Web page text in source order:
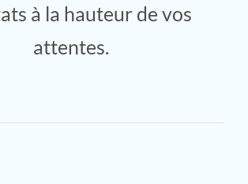
à la hauteur de vos
attentes.